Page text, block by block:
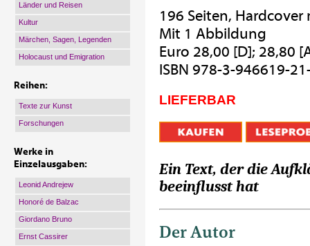
Länder und Reisen
Kultur
Märchen, Sagen, Legenden
Holocaust und Emigration
Reihen:
Texte zur Kunst
Forschungen
Werke in
Einzelausgaben:
Leonid Andrejew
Honoré de Balzac
Giordano Bruno
Ernst Cassirer
196 Seiten,
Mit 1 Abbildung
Euro 28,00 [D]; 28,80
ISBN 978-3-946619-
LIEFERBAR
Ein Text, der die
beeinflusst hat
Der Autor